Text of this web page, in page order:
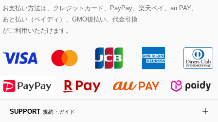
eur3
Maison de CINQ
MK MICHEL KLEIN BAG
HIROKO KOSHINO
セットアップワンピース
ステンカラーコート
ライダースジャケット
デニムジャケット
ダウンジャケット・コート
ヘアアクセサリー
ハンカチ・バンダナ
手袋
チャーム・ストラップ
ブローチ・コサージュ
ボストンバッグ
バックパック・リュック
ボディバッグ・メッセンジャーバッグ
トラベルバッグ
スニーカー
フラットシューズ
ローファー
ドレスシューズ
ローズ
カサブランカ・カラー
ラナンキュラス
ポプリアレンジ＆フレグランス
お支払い方法は、クレジットカード、PayPay、楽天ペイ、au PAY、
あと払い（ペイディ）、GMO後払い、代金引換
がご利用いただけます。
SUPPORT 規約・ガイド